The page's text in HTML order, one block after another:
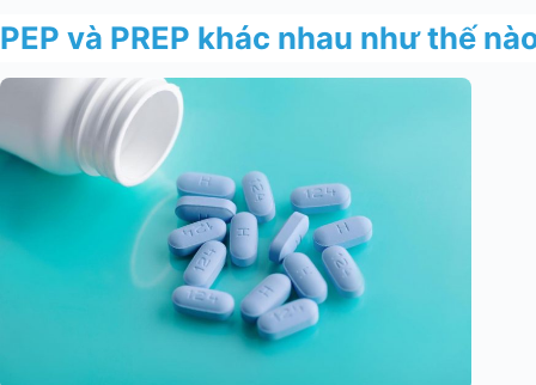
PEP và PREP khác nhau như thế